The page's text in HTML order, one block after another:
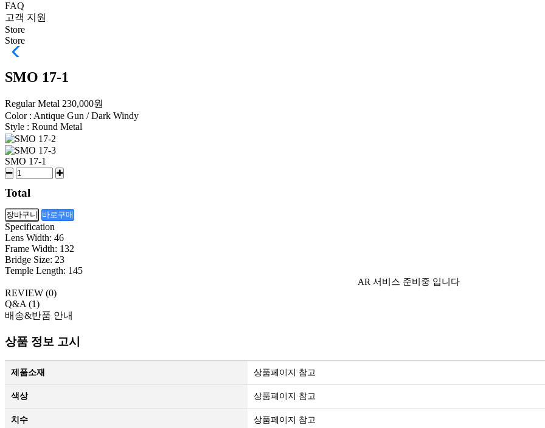
FAQ
고객 지원
Store
Store
SMO 17-1
Regular Metal 230,000원
Color : Antique Gun / Dark Windy
Style : Round Metal
SMO 17-1
Total
장바구니 바로구매
Specification
Lens Width: 46
Frame Width: 132
Bridge Size: 23
Temple Length: 145
AR 서비스 준비중 입니다
REVIEW (0)
Q&A (1)
배송&반품 안내
상품 정보 고시
제품소재 상품페이지 참고
색상 상품페이지 참고
치수 상품페이지 참고